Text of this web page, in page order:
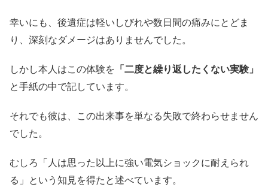
幸いにも、後遺症は軽いしびれや数日間の痛みにとどま
り、深刻なダメージはありませんでした。
しかし本人はこの体験を 「二度と繰り返したくない実験」
と手紙の中で記しています。
それでも彼は、この出来事を単なる失敗で終わらせません
でした。
むしろ「人は思った以上に強い電気ショックに耐えられ
る」という知見を得たと述べています。